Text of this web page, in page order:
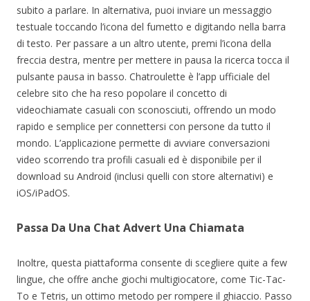
subito a parlare. In alternativa, puoi inviare un messaggio
testuale toccando l’icona del fumetto e digitando nella barra
di testo. Per passare a un altro utente, premi l’icona della
freccia destra, mentre per mettere in pausa la ricerca tocca il
pulsante pausa in basso. Chatroulette è l’app ufficiale del
celebre sito che ha reso popolare il concetto di
videochiamate casuali con sconosciuti, offrendo un modo
rapido e semplice per connettersi con persone da tutto il
mondo. L’applicazione permette di avviare conversazioni
video scorrendo tra profili casuali ed è disponibile per il
download su Android (inclusi quelli con store alternativi) e
iOS/iPadOS.
Passa Da Una Chat Advert Una Chiamata
Inoltre, questa piattaforma consente di scegliere quite a few
lingue, che offre anche giochi multigiocatore, come Tic-Tac-
To e Tetris, un ottimo metodo per rompere il ghiaccio. Passo